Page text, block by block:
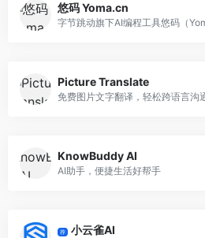
悠码 Yoma.cn
字节跳动旗下AI编程工具悠码（
Picture Translate
免费图片文字翻译，轻松跨语言沟
KnowBuddy AI
AI助手，便捷生活好帮手
荐 小云雀AI